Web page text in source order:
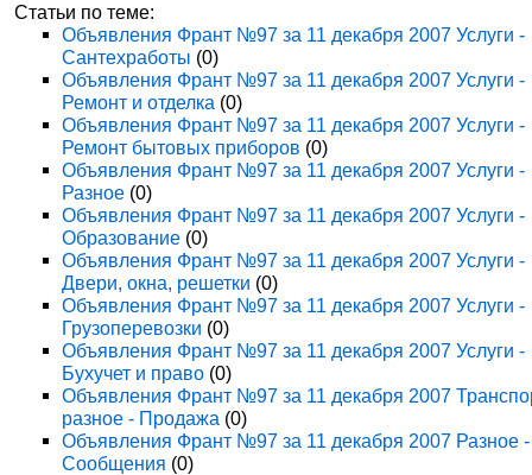
Статьи по теме:
Объявления Франт №97 за 11 декабря 2007 Услуги -
Сантехработы (0)
Объявления Франт №97 за 11 декабря 2007 Услуги -
Ремонт и отделка (0)
Объявления Франт №97 за 11 декабря 2007 Услуги -
Ремонт бытовых приборов (0)
Объявления Франт №97 за 11 декабря 2007 Услуги -
Разное (0)
Объявления Франт №97 за 11 декабря 2007 Услуги -
Образование (0)
Объявления Франт №97 за 11 декабря 2007 Услуги -
Двери, окна, решетки (0)
Объявления Франт №97 за 11 декабря 2007 Услуги -
Грузоперевозки (0)
Объявления Франт №97 за 11 декабря 2007 Услуги -
Бухучет и право (0)
Объявления Франт №97 за 11 декабря 2007
разное - Продажа (0)
Объявления Франт №97 за 11 декабря 2007 Разное -
Сообщения (0)